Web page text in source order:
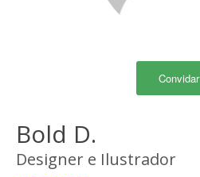
Convidar
Bold D.
Designer e Ilustrador